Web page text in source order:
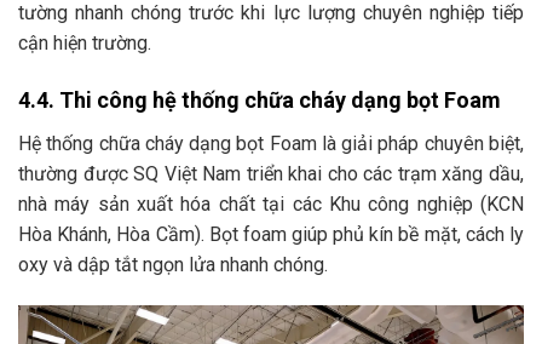
tường nhanh chóng trước khi lực lượng chuyên nghiệp tiếp
cận hiện trường.
4.4. Thi công hệ thống chữa cháy dạng bọt Foam
Hệ thống chữa cháy dạng bọt Foam là giải pháp chuyên biệt,
thường được SQ Việt Nam triển khai cho các trạm xăng dầu,
nhà máy sản xuất hóa chất tại các Khu công nghiệp (KCN
Hòa Khánh, Hòa Cầm). Bọt foam giúp phủ kín bề mặt, cách ly
oxy và dập tắt ngọn lửa nhanh chóng.